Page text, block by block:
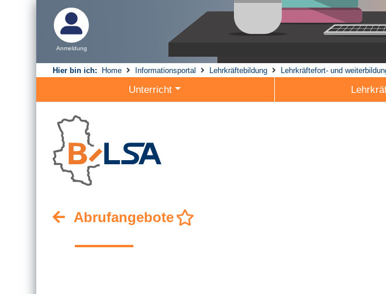
Anmeldung
Hier bin ich: Home Informationsportal Lehrkräftebildung Lehrkräftefort- und
Unterricht
Abrufangebote